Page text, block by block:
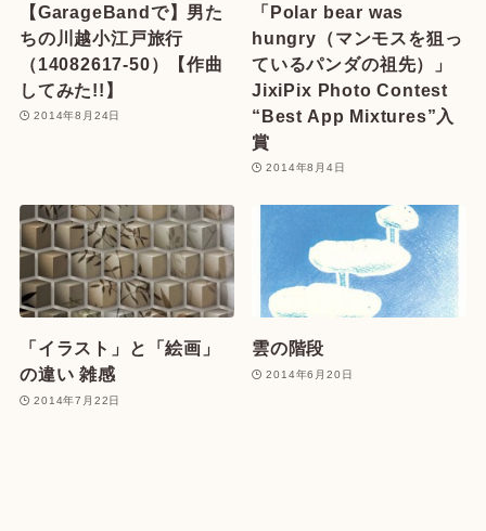
【GarageBandで】男た
ちの川越小江戸旅行
（14082617-50）【作曲
してみた!!】
2014年8月24日
「Polar bear was
hungry（マンモスを狙っ
ているパンダの祖先）」
JixiPix Photo Contest
“Best App Mixtures”入
賞
2014年8月4日
「イラスト」と「絵画」
の違い 雑感
2014年7月22日
雲の階段
2014年6月20日